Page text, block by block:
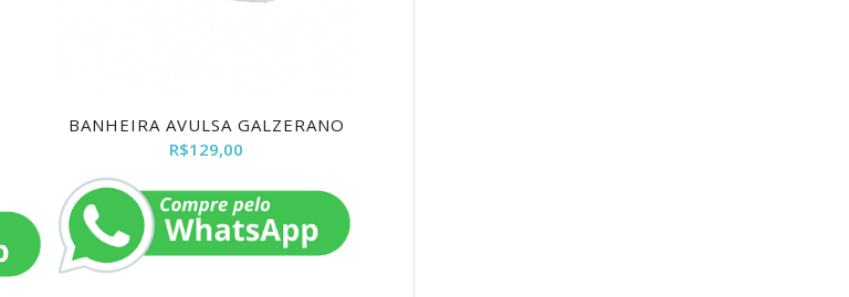
BANHEIRA AVULSA GALZERANO
R$129,00